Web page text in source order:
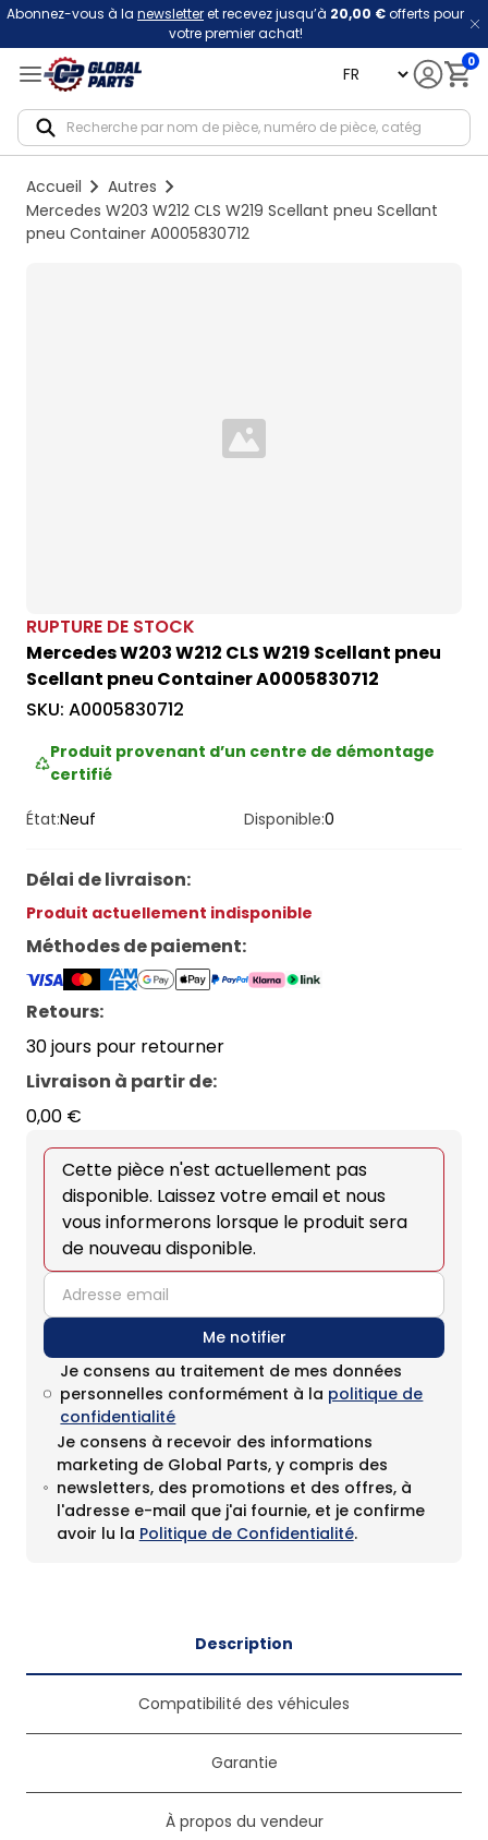
Abonnez-vous à la newsletteret recevez jusqu’à 20,00 €offerts pour
votre premier achat!
language 0
Accueil
Autres
Mercedes W203 W212 CLS W219 Scellant pneu Scellant
pneu Container A0005830712
Loading...
RUPTURE DE STOCK
Mercedes W203 W212 CLS W219 Scellant pneu
Scellant pneu Container A0005830712
SKU: A0005830712
Produit provenant d’un centre de démontage
certifié
État:Neuf Disponible:0
Délai de livraison:
Produit actuellement indisponible
Méthodes de paiement:
Retours:
30 jours pour retourner
Livraison à partir de:
0,00 €
Cette pièce n'est actuellement pas
disponible. Laissez votre email et nous
vous informerons lorsque le produit sera
de nouveau disponible.
email
Me notifier
Je consens au traitement de mes données
personnelles conformément à la politique de
confidentialité
Je consens à recevoir des informations
marketing de Global Parts, y compris des
newsletters, des promotions et des offres, à
l'adresse e-mail que j'ai fournie, et je confirme
avoir lu la Politique de Confidentialité.
Description
Compatibilité des véhicules
Garantie
À propos du vendeur